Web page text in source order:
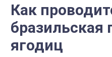
Как
бразильская
ягодиц